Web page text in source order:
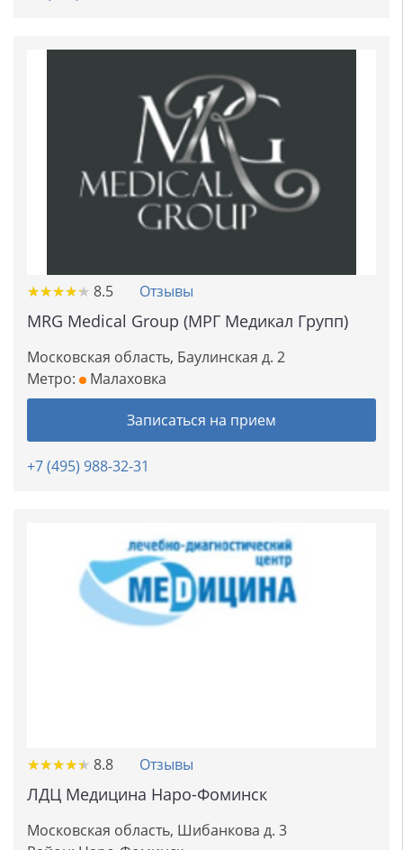
★★★★★
★★★★★ 8.5 Отзывы
MRG Medical Group (МРГ Медикал Групп)
Московская область, Баулинская д. 2
Метро:
Малаховка
Записаться на прием
+7 (495) 988-32-31
★★★★★
★★★★★ 8.8 Отзывы
ЛДЦ Медицина Наро-Фоминск
Московская область, Шибанкова д. 3